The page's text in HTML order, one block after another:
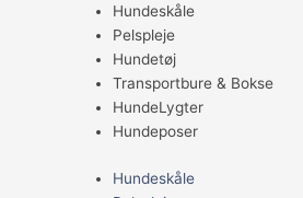
Hundeskåle
Pelspleje
Hundetøj
Transportbure & Bokse
HundeLygter
Hundeposer
Hundeskåle